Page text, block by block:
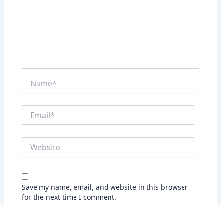
Save my name, email, and website in this browser
for the next time I comment.